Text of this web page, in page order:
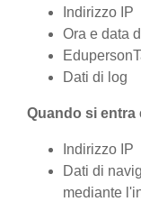
Indirizzo IP
Ora e data
Dati di log
Quando si entra
Indirizzo IP
Dati di
mediante